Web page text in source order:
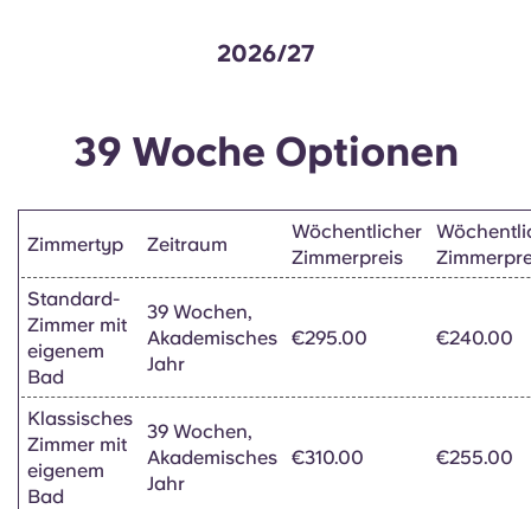
Español
Italian
French
2026/27
39 Woche Optionen
Zimmertyp Zeitraum
Wöchentlicher
Zimmerpreis
Standard-
Zimmer mit
eigenem
Bad
39 Wochen,
Akademisches
Jahr
€295.00 €240.00
Klassisches
Zimmer mit
eigenem
Bad
39 Wochen,
Akademisches
Jahr
€310.00 €255.00